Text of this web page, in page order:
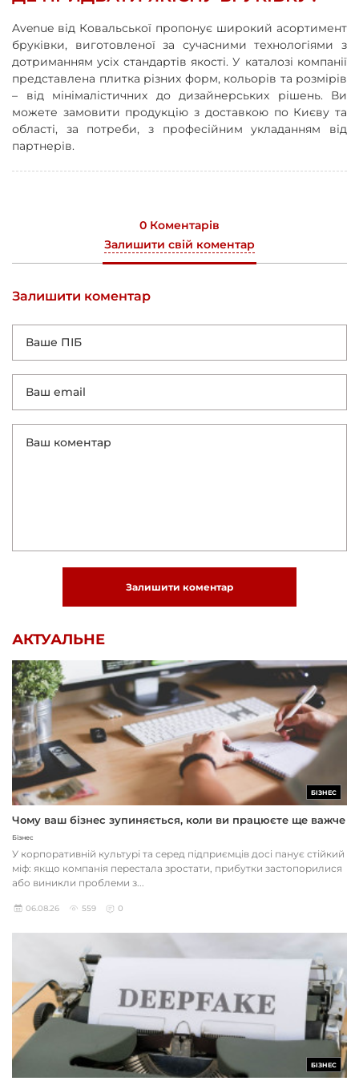
Avenue від Ковальської пропонує широкий асортимент
бруківки, виготовленої за сучасними технологіями з
дотриманням усіх стандартів якості. У каталозі компанії
представлена ​​плитка різних форм, кольорів та розмірів
– від мінімалістичних до дизайнерських рішень. Ви
можете замовити продукцію з доставкою по Києву та
області, за потреби, з професійним укладанням від
партнерів.
0 Коментарів
Залишити свій коментар
Залишити коментар
Залишити коментар
АКТУАЛЬНЕ
БІЗНЕС
Чому ваш бізнес зупиняється, коли ви працюєте ще важче
Бізнес
У корпоративній культурі та серед підприємців досі панує стійкий
міф: якщо компанія перестала зростати, прибутки застопорилися
або виникли проблеми з...
06.08.26 559 0
БІЗНЕС